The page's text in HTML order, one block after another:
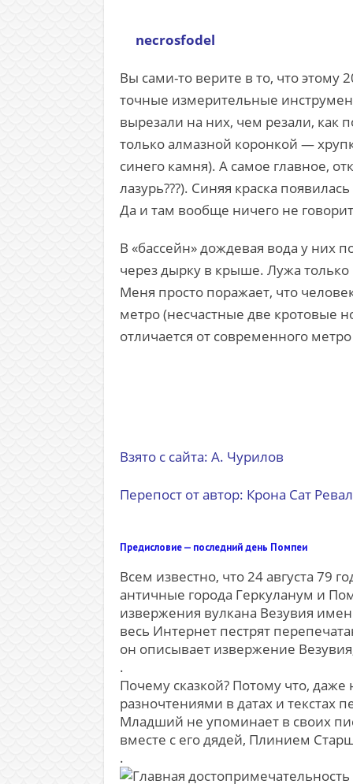
necrosfodel
Вы сами-то верите в то, что
точные измерительные
вырезали на них, чем резали, как
только алмазной коронкой —
синего камня). А самое главное,
лазурь???). Синяя краска
Да и там вообще ничего не
В «бассейн» дождевая вода у них
через дырку в крыше. Лужа
Меня просто поражает, что
метро (несчастные две кротовые
отличается от современного
Взято с сайта: А. Чурилов
Перепост от автор: Крона Сат
Предисловие — последний день Помпеи
Всем известно, что 24 августа 79
античные города Геркуланум и
извержения вулкана Везувия
весь Интернет пестрят
он описывает извержение
.
Почему сказкой? Потому что,
разночтениями в датах и текстах
Младший не упоминает в своих
вместе с его дядей, Плинием
.